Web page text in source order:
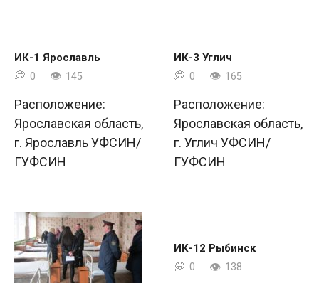
ИК-1 Ярославль
0 145
Расположение:
Ярославская область,
г. Ярославль УФСИН/
ГУФСИН
ИК-3 Углич
0 165
Расположение:
Ярославская область,
г. Углич УФСИН/
ГУФСИН
ИК-12 Рыбинск
0 138